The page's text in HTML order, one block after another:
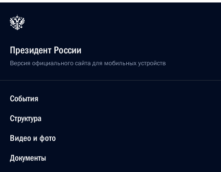
Президент России
Версия официального сайта для мобильных устройств
События
Структура
Видео и фото
Документы